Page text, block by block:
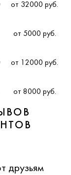
от 32000 руб.
от 5000 руб.
от 12000 руб.
от 8000 руб.
друзьям